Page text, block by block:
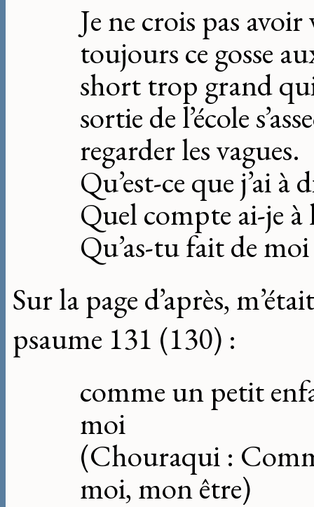
Je ne crois pas
toujours ce gosse
short trop grand
sortie de l’école
regarder les vagues.
Qu’est-ce que j’ai à
Quel compte ai-je à
Qu’as-tu fait de
Sur la page d’après,
psaume 131 (130) :
comme un petit
moi
(Chouraqui :
moi, mon être)